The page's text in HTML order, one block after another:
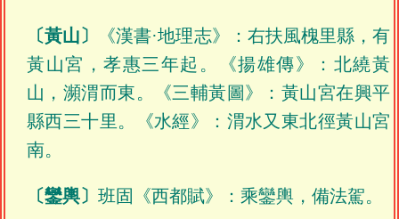
〔黃山〕
《漢書·地理志》：右扶風槐里縣，有
黃山宮，孝惠三年起。《揚雄傳》：北繞黃
山，瀕渭而東。《三輔黃圖》：黃山宮在興平
縣西三十里。《水經》：渭水又東北徑黃山宮
南。
〔鑾輿〕 班固《西都賦》：乘鑾輿，備法駕。